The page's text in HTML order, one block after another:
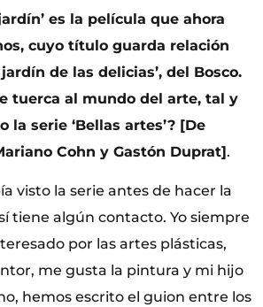
es la película que ahora
cuyo título guarda relación
de las delicias’, del Bosco.
tuerca al mundo del arte, tal y
la serie ‘Bellas artes’? [De
Cohn y Gastón Duprat].
visto la serie antes de hacer la
tiene algún contacto. Yo siempre
por las artes plásticas,
me gusta la pintura y mi hijo
hemos escrito el guion entre los